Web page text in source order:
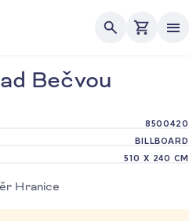
Bečvou
8500420
BILLBOARD
510 X 240 CM
Hranice